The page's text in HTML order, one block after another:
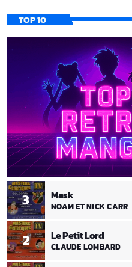
TOP 10
2 Le Petit Lord
CLAUDE LOMBARD
3 Mask
NOAM ET NICK CARR